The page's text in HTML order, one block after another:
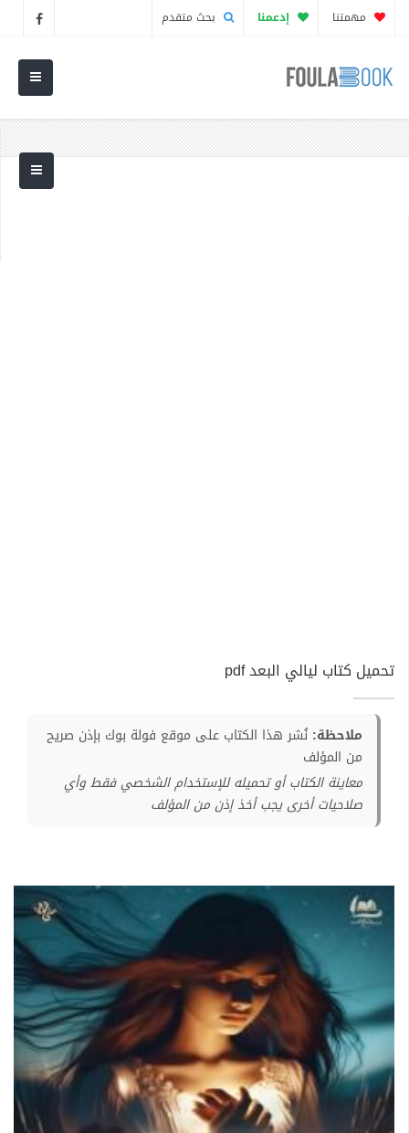
مهمتنا إدعمنا بحث متقدم
تحميل كتاب ليالي البعد pdf
ملاحظة: نُشر هذا الكتاب على موقع فولة بوك بإذن صريح
من المؤلف
معاينة الكتاب أو تحميله للإستخدام الشخصي فقط وأي
صلاحيات أخرى يجب أخذ إذن من المؤلف